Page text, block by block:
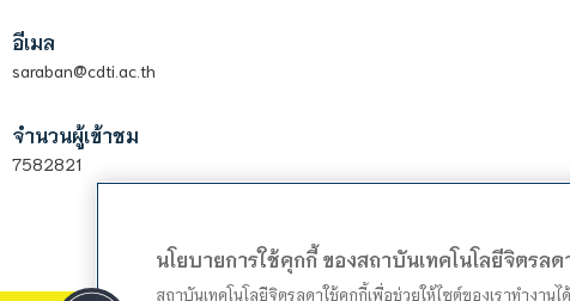
อีเมล
saraban@cdti.ac.th
จำนวนผู้เข้าชม
7582821
นโยบายการใช้คุกกี้ ของสถาบันเทคโนโลยีจิตรลด
สถาบันเทคโนโลยีจิตรลดาใช้คุกกี้เพื่อช่วยให้ไซต์ของเราทำงา